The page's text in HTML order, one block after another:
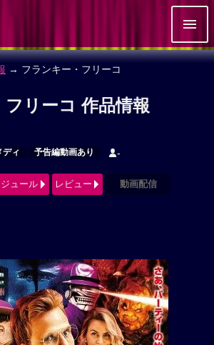
→ フランキー・フリーコ
リーコ 作品情報
ディ 予告編動画あり -
ュール レビュー 動画配信